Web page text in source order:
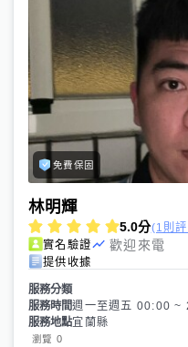
免費保固
林明輝
5.0分(1則
實名驗證
歡迎來電
提供收據
服務分類
服務時間週一至週五 00:00
服務地點宜蘭縣
瀏覽 0